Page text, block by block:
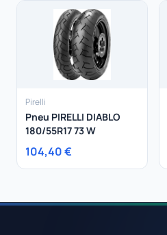
Pirelli
Pneu PIRELLI DIABLO
180/55R17 73 W
104,40 €